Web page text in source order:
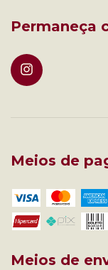
Permaneça
Meios de
Meios de